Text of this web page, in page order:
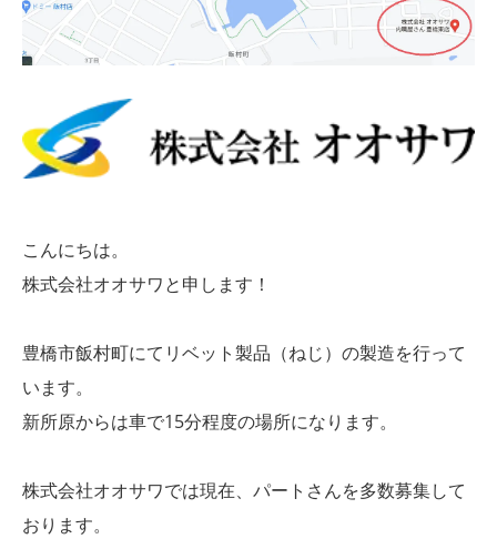
こんにちは。
株式会社オオサワと申します！
豊橋市飯村町にてリベット製品（ねじ）の製造を行って
います。
新所原からは車で15分程度の場所になります。
株式会社オオサワでは現在、パートさんを多数募集して
おります。